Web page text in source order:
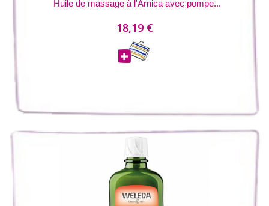
Huile de massage à l'Arnica avec pompe...
18,19 €